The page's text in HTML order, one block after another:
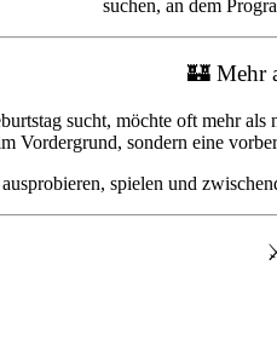
suchen, an dem
🏰 Mehr
sucht, möchte oft mehr
Vordergrund, sondern eine
spielen und